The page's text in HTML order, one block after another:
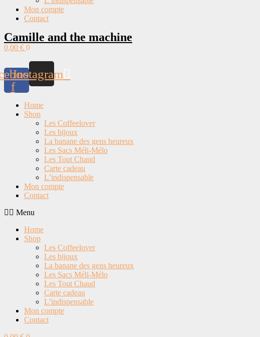
Mon compte
Contact
Camille and the machine
0,00 € 0
f
Instagram
Home
Shop
Les Coffeelover
Les bijoux
La banane des gens heureux
Les Sacs Méli-Mélo
Les Tout Chaud
Carte cadeau
L’indispensable
Mon compte
Contact
Menu
Home
Shop
Les Coffeelover
Les bijoux
La banane des gens heureux
Les Sacs Méli-Mélo
Les Tout Chaud
Carte cadeau
L’indispensable
Mon compte
Contact